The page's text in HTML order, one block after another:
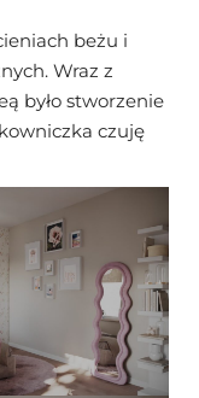
beżu i
Wraz z
było stworzenie
czuję